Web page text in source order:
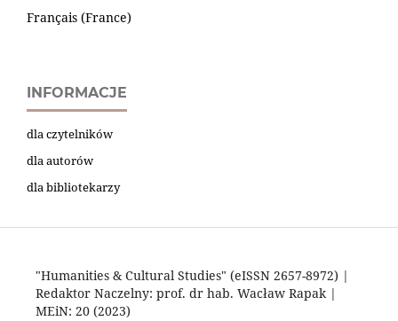
Français (France)
INFORMACJE
dla czytelników
dla autorów
dla bibliotekarzy
"Humanities & Cultural Studies" (eISSN 2657-8972) |
Redaktor Naczelny: prof. dr hab. Wacław Rapak |
MEiN: 20 (2023)